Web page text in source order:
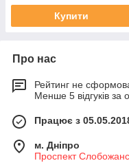
Купити
Про нас
Рейтинг не
Менше 5 відгуків за
Працює з
м. Дніпро
Проспект